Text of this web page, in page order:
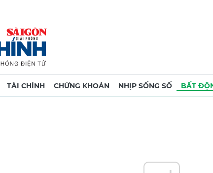
TÀI CHÍNH CHỨNG KHOÁN NHỊP SỐNG SỐ BẤT